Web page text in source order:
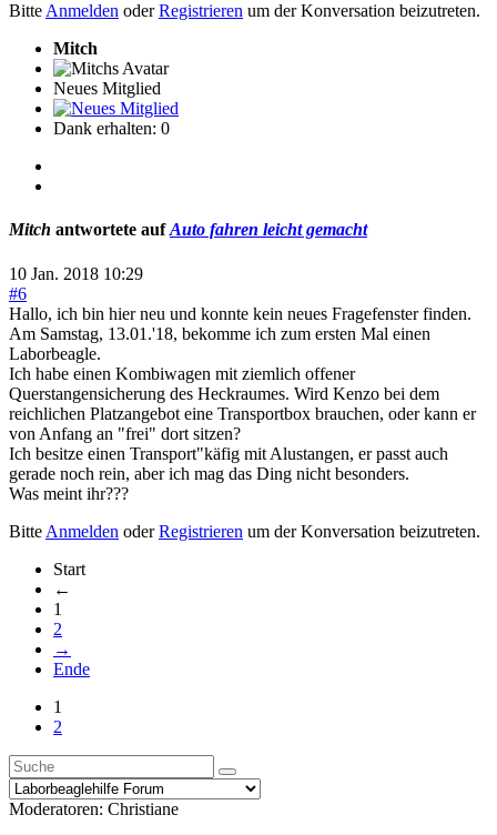
Bitte Anmelden oderRegistrieren um der Konversation beizutreten.
Mitch
Neues Mitglied
Dank erhalten: 0
Mitch antwortete aufAuto fahren leicht gemacht
10 Jan. 2018 10:29
#6
Hallo, ich bin hier neu und konnte kein neues Fragefenster finden.
Am Samstag, 13.01.'18, bekomme ich zum ersten Mal einen
Laborbeagle.
Ich habe einen Kombiwagen mit ziemlich offener
Querstangensicherung des Heckraumes. Wird Kenzo bei dem
reichlichen Platzangebot eine Transportbox brauchen, oder kann er
von Anfang an "frei" dort sitzen?
Ich besitze einen Transport"käfig mit Alustangen, er passt auch
gerade noch rein, aber ich mag das Ding nicht besonders.
Was meint ihr???
Bitte Anmelden oderRegistrieren um der Konversation beizutreten.
Start
←
1
2
→
Ende
1
2
Moderatoren: Christiane